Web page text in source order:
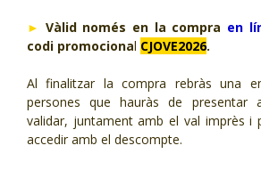
► Vàlid només en la compra en
codi promocional CJOVE2026.
Al finalitzar la compra rebràs una
persones que hauràs de presentar
validar, juntament amb el val imprès i
accedir amb el descompte.